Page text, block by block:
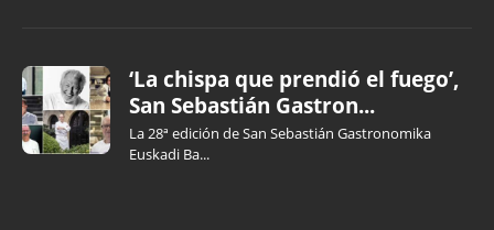
‘La chispa que prendió el fuego’,
San Sebastián Gastron...
La 28ª edición de San Sebastián Gastronomika
Euskadi Ba...